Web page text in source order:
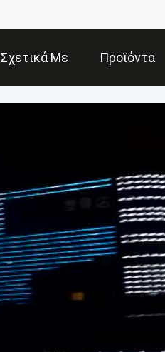
Σχετικά Με Προϊόντα